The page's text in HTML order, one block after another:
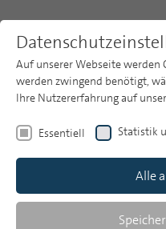
Publikationsarchiv
Heft 12
Auf unserer Webseite werden
werden zwingend benötigt,
Ihre Nutzererfahrung auf
Essentiell Statistik
Alle